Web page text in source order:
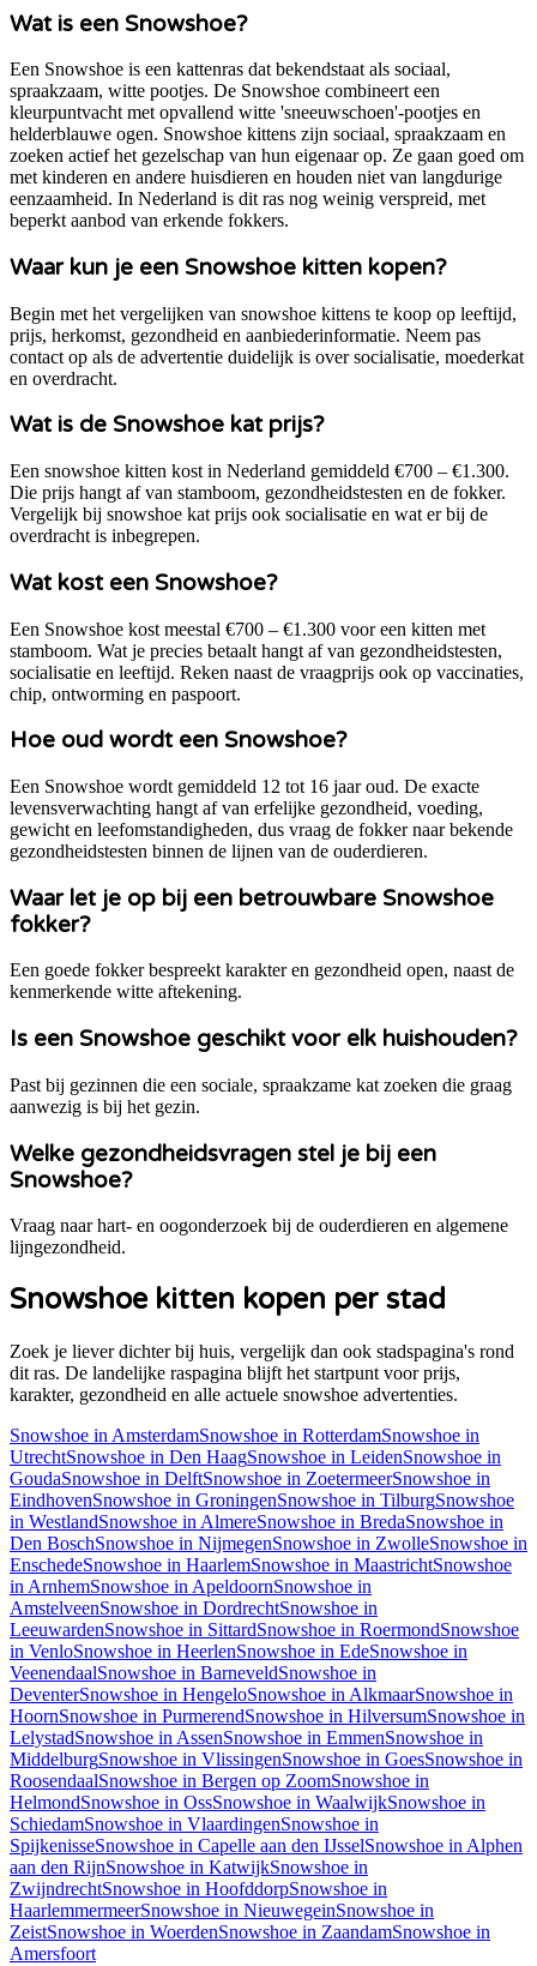
Wat is een Snowshoe?
Een Snowshoe is een kattenras dat bekendstaat als sociaal,
spraakzaam, witte pootjes. De Snowshoe combineert een
kleurpuntvacht met opvallend witte 'sneeuwschoen'-pootjes en
helderblauwe ogen. Snowshoe kittens zijn sociaal, spraakzaam en
zoeken actief het gezelschap van hun eigenaar op. Ze gaan goed om
met kinderen en andere huisdieren en houden niet van langdurige
eenzaamheid. In Nederland is dit ras nog weinig verspreid, met
beperkt aanbod van erkende fokkers.
Waar kun je een Snowshoe kitten kopen?
Begin met het vergelijken van snowshoe kittens te koop op leeftijd,
prijs, herkomst, gezondheid en aanbiederinformatie. Neem pas
contact op als de advertentie duidelijk is over socialisatie, moederkat
en overdracht.
Wat is de Snowshoe kat prijs?
Een snowshoe kitten kost in Nederland gemiddeld €700 – €1.300.
Die prijs hangt af van stamboom, gezondheidstesten en de fokker.
Vergelijk bij snowshoe kat prijs ook socialisatie en wat er bij de
overdracht is inbegrepen.
Wat kost een Snowshoe?
Een Snowshoe kost meestal €700 – €1.300 voor een kitten met
stamboom. Wat je precies betaalt hangt af van gezondheidstesten,
socialisatie en leeftijd. Reken naast de vraagprijs ook op vaccinaties,
chip, ontworming en paspoort.
Hoe oud wordt een Snowshoe?
Een Snowshoe wordt gemiddeld 12 tot 16 jaar oud. De exacte
levensverwachting hangt af van erfelijke gezondheid, voeding,
gewicht en leefomstandigheden, dus vraag de fokker naar bekende
gezondheidstesten binnen de lijnen van de ouderdieren.
Waar let je op bij een betrouwbare Snowshoe
fokker?
Een goede fokker bespreekt karakter en gezondheid open, naast de
kenmerkende witte aftekening.
Is een Snowshoe geschikt voor elk huishouden?
Past bij gezinnen die een sociale, spraakzame kat zoeken die graag
aanwezig is bij het gezin.
Welke gezondheidsvragen stel je bij een
Snowshoe?
Vraag naar hart- en oogonderzoek bij de ouderdieren en algemene
lijngezondheid.
Snowshoekitten kopen per stad
Zoek je liever dichter bij huis, vergelijk dan ook stadspagina's rond
dit ras. De landelijke raspagina blijft het startpunt voor prijs,
karakter, gezondheid en alle actuele snowshoe advertenties.
Snowshoe in AmsterdamSnowshoe in RotterdamSnowshoe in
UtrechtSnowshoe in Den HaagSnowshoe in LeidenSnowshoe in
GoudaSnowshoe in DelftSnowshoe in ZoetermeerSnowshoe in
EindhovenSnowshoe in GroningenSnowshoe in TilburgSnowshoe
in WestlandSnowshoe in AlmereSnowshoe in BredaSnowshoe in
Den BoschSnowshoe in NijmegenSnowshoe in ZwolleSnowshoe in
EnschedeSnowshoe in HaarlemSnowshoe in MaastrichtSnowshoe
in ArnhemSnowshoe in ApeldoornSnowshoe in
AmstelveenSnowshoe in DordrechtSnowshoe in
LeeuwardenSnowshoe in SittardSnowshoe in RoermondSnowshoe
in VenloSnowshoe in HeerlenSnowshoe in EdeSnowshoe in
VeenendaalSnowshoe in BarneveldSnowshoe in
DeventerSnowshoe in HengeloSnowshoe in AlkmaarSnowshoe in
HoornSnowshoe in PurmerendSnowshoe in HilversumSnowshoe in
LelystadSnowshoe in AssenSnowshoe in EmmenSnowshoe in
MiddelburgSnowshoe in VlissingenSnowshoe in GoesSnowshoe in
RoosendaalSnowshoe in Bergen op ZoomSnowshoe in
HelmondSnowshoe in OssSnowshoe in WaalwijkSnowshoe in
SchiedamSnowshoe in VlaardingenSnowshoe in
SpijkenisseSnowshoe in Capelle aan den IJsselSnowshoe in Alphen
aan den RijnSnowshoe in KatwijkSnowshoe in
ZwijndrechtSnowshoe in HoofddorpSnowshoe in
HaarlemmermeerSnowshoe in NieuwegeinSnowshoe in
ZeistSnowshoe in WoerdenSnowshoe in ZaandamSnowshoe in
Amersfoort